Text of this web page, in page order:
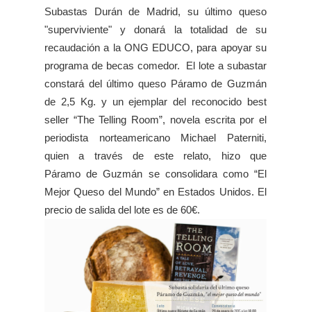
Subastas Durán de Madrid, su último queso
"superviviente" y donará la totalidad de su
recaudación a la ONG EDUCO, para apoyar su
programa de becas comedor. El lote a subastar
constará del último queso Páramo de Guzmán
de 2,5 Kg. y un ejemplar del reconocido best
seller “TheTelling Room”, novela escrita por el
periodista norteamericano Michael Paterniti,
quien a través de este relato, hizo que
Páramode Guzmán se consolidara como “El
Mejor Queso del Mundo” en Estados Unidos. El
precio de salida del lote es de 60€.